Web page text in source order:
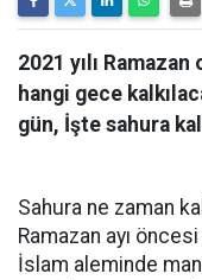
2021 yılı
hangi gece
gün, İşte sahura
Sahura ne zaman
Ramazan ayı
İslam aleminde